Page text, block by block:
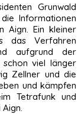
Grunwald
Informationen
Aign. Ein kleiner
das Verfahren
aufgrund der
schon viel länger
Zellner und die
und kämpfen
Tetrafunk und